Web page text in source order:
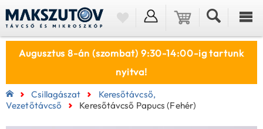
Augusztus 8-án (szombat) 9:30-14:00-ig tartunk
nyitva!
Csillagászat
Keresőtávcső,
Vezetőtávcső
Keresőtávcső Papucs (fehér)